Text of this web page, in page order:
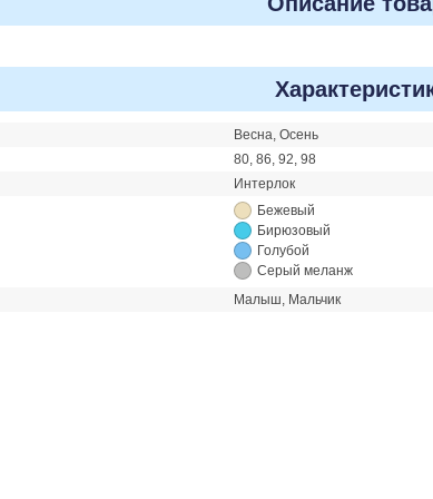
Весна, Осень
80, 86, 92, 98
Интерлок
Бежевый
Бирюзовый
Голубой
Серый меланж
Малыш, Мальчик